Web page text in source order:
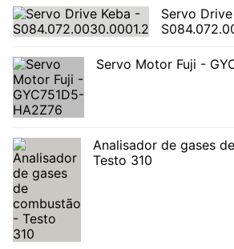
Servo
Servo Motor Fuji -
Analisador de gases
Testo 310